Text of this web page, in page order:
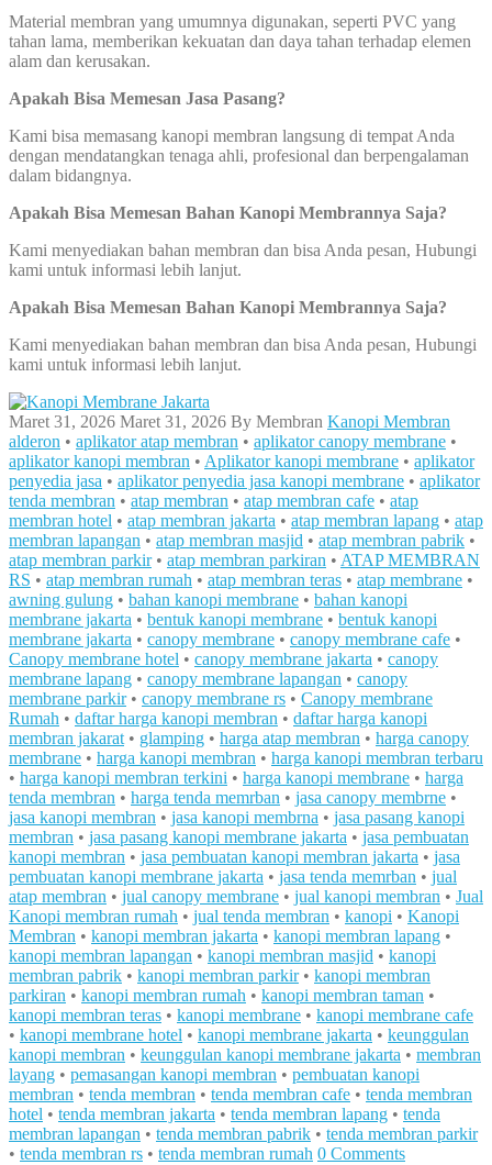
Material membran yang umumnya digunakan, seperti PVC yang
tahan lama, memberikan kekuatan dan daya tahan terhadap elemen
alam dan kerusakan.
Apakah Bisa Memesan Jasa Pasang?
Kami bisa memasang kanopi membran langsung di tempat Anda
dengan mendatangkan tenaga ahli, profesional dan berpengalaman
dalam bidangnya.
Apakah Bisa Memesan Bahan Kanopi Membrannya Saja?
Kami menyediakan bahan membran dan bisa Anda pesan, Hubungi
kami untuk informasi lebih lanjut.
Apakah Bisa Memesan Bahan Kanopi Membrannya Saja?
Kami menyediakan bahan membran dan bisa Anda pesan, Hubungi
kami untuk informasi lebih lanjut.
Maret 31, 2026 Maret 31, 2026 By Membran Kanopi Membran
alderon • aplikator atap membran • aplikator canopy membrane •
aplikator kanopi membran • Aplikator kanopi membrane • aplikator
penyedia jasa • aplikator penyedia jasa kanopi membrane • aplikator
tenda membran • atap membran • atap membran cafe • atap
membran hotel • atap membran jakarta • atap membran lapang • atap
membran lapangan • atap membran masjid • atap membran pabrik •
atap membran parkir• atap membran parkiran • ATAP MEMBRAN
RS • atap membran rumah • atap membran teras • atap membrane •
awning gulung • bahan kanopi membrane • bahan kanopi
membrane jakarta • bentuk kanopi membrane • bentuk kanopi
membrane jakarta • canopy membrane • canopy membrane cafe •
Canopy membrane hotel • canopy membrane jakarta • canopy
membrane lapang • canopy membrane lapangan • canopy
membrane parkir• canopy membrane rs • Canopy membrane
Rumah • daftar harga kanopi membran • daftar harga kanopi
membran jakarat• glamping • harga atap membran • harga canopy
membrane • harga kanopi membran • harga kanopi membran terbaru
• harga kanopi membran terkini • harga kanopi membrane • harga
tenda membran • harga tenda memrban • jasa canopy membrne •
jasa kanopi membran • jasa kanopi membrna • jasa pasang kanopi
membran • jasa pasang kanopi membrane jakarta • jasa pembuatan
kanopi membran • jasa pembuatan kanopi membran jakarta • jasa
pembuatan kanopi membrane jakarta • jasa tenda memrban • jual
atap membran • jual canopy membrane • jual kanopi membran • Jual
Kanopi membran rumah • jual tenda membran • kanopi • Kanopi
Membran • kanopi membran jakarta • kanopi membran lapang •
kanopi membran lapangan • kanopi membran masjid • kanopi
membran pabrik • kanopi membran parkir• kanopi membran
parkiran • kanopi membran rumah • kanopi membran taman •
kanopi membran teras • kanopi membrane • kanopi membrane cafe
• kanopi membrane hotel • kanopi membrane jakarta • keunggulan
kanopi membran • keunggulan kanopi membrane jakarta • membran
layang • pemasangan kanopi membran • pembuatan kanopi
membran • tenda membran • tenda membran cafe • tenda membran
hotel • tenda membran jakarta • tenda membran lapang • tenda
membran lapangan • tenda membran pabrik • tenda membran parkir
• tenda membran rs • tenda membran rumah 0 Comments